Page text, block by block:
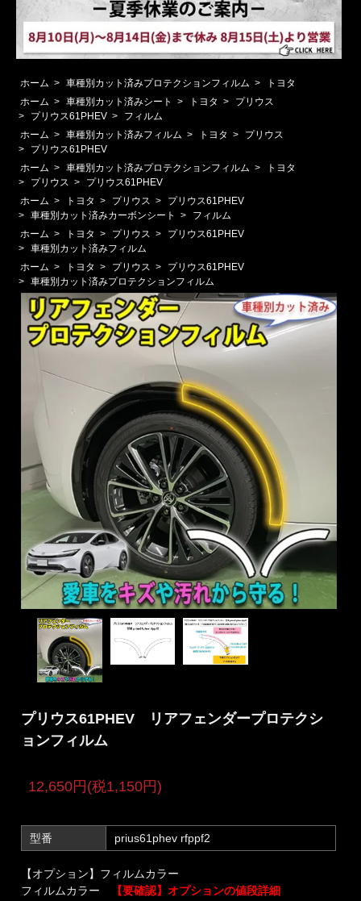
ホーム > 車種別カット済みプロテクションフィルム >
トヨタ
ホーム > 車種別カット済みシート > トヨタ >
プリウス
>
プリウス61PHEV >
フィルム
ホーム > 車種別カット済みフィルム > トヨタ >
プリウス
>
プリウス61PHEV
ホーム > 車種別カット済みプロテクションフィルム >
トヨタ
>
プリウス >
プリウス61PHEV
ホーム > トヨタ > プリウス >
プリウス61PHEV
> 車種別カット済みカーボンシート >
フィルム
ホーム > トヨタ > プリウス >
プリウス61PHEV
> 車種別カット済みフィルム
ホーム > トヨタ > プリウス >
プリウス61PHEV
> 車種別カット済みプロテクションフィルム
プリウス61PHEV リアフェンダープロテクシ
ョンフィルム
12,650円(税1,150円)
型番 prius61phev rfppf2
【オプション】フィルムカラー
フィルムカラー
【要確認】オプションの値段詳細